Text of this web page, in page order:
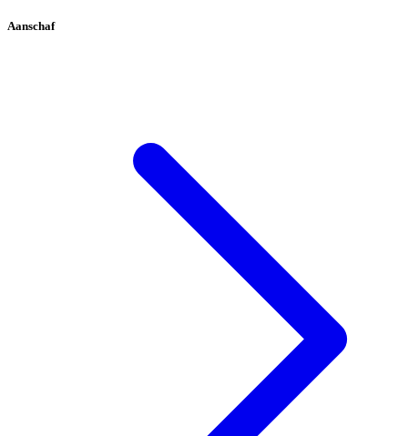
Aanschaf